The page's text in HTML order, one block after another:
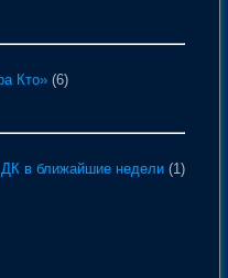
Кто» (6)
в ближайшие недели (1)